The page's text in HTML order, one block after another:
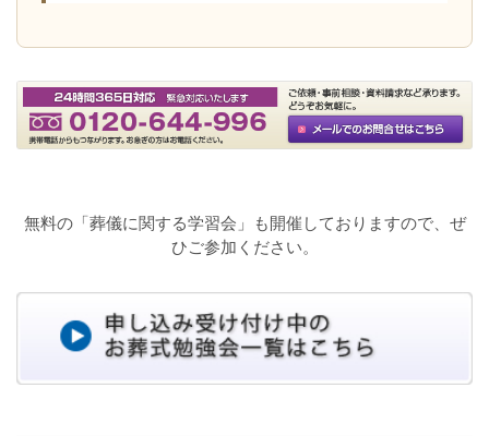
無料の「葬儀に関する学習会」も開催しておりますので、ぜ
ひご参加ください。